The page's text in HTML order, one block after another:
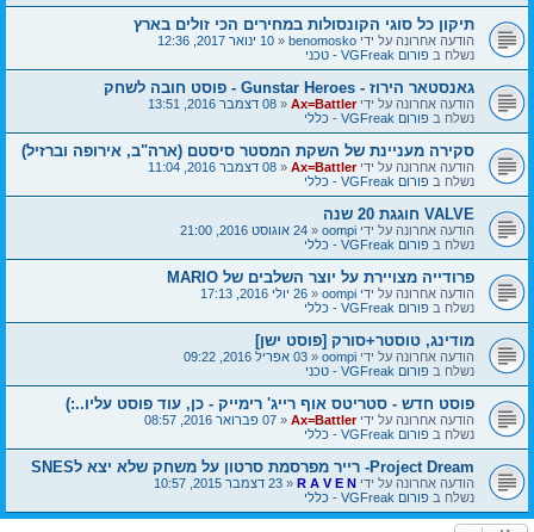
תיקון כל סוגי הקונסולות במחירים הכי זולים בארץ
הודעה אחרונה על ידי benomosko
«10 ינואר 2017, 12:36
נשלח בפורום VGFreak - טכני
גאנסטאר הירוז - Gunstar Heroes - פוסט חובה לשחק
הודעה אחרונה על ידי Ax=Battler
«08 דצמבר 2016, 13:51
נשלח בפורום VGFreak - כללי
סקירה מעניינת של השקת המסטר סיסטם (ארה"ב, אירופה וברזיל)
הודעה אחרונה על ידי Ax=Battler
«08 דצמבר 2016, 11:04
נשלח בפורום VGFreak - כללי
VALVE חוגגת 20 שנה
הודעה אחרונה על ידי oompi
«24 אוגוסט 2016, 21:00
נשלח בפורום VGFreak - כללי
פרודייה מצויירת על יוצר השלבים של MARIO
הודעה אחרונה על ידי oompi
«26 יולי 2016, 17:13
נשלח בפורום VGFreak - כללי
מודינג, טוסטר+סורק [פוסט ישן]
הודעה אחרונה על ידי oompi
«03 אפריל 2016, 09:22
נשלח בפורום VGFreak - טכני
פוסט חדש - סטריטס אוף רייג' רימייק - כן, עוד פוסט עליו..:)
הודעה אחרונה על ידי Ax=Battler
«07 פברואר 2016, 08:57
נשלח בפורום VGFreak - כללי
Project Dream- רייר מפרסמת סרטון על משחק שלא יצא לSNES
הודעה אחרונה על ידי R A V E N
«23 דצמבר 2015, 10:57
נשלח בפורום VGFreak - כללי